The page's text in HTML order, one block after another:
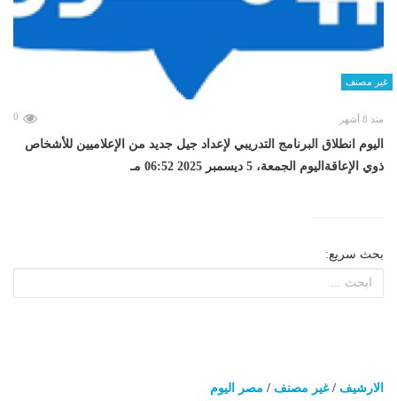
غير مصنف
منذ 8 أشهر 0
اليوم انطلاق البرنامج التدريبي لإعداد جيل جديد من الإعلاميين للأشخاص
ذوي الإعاقةاليوم الجمعة، 5 ديسمبر 2025 06:52 مـ
بحث سريع:
الارشيف /غير مصنف / مصر اليوم